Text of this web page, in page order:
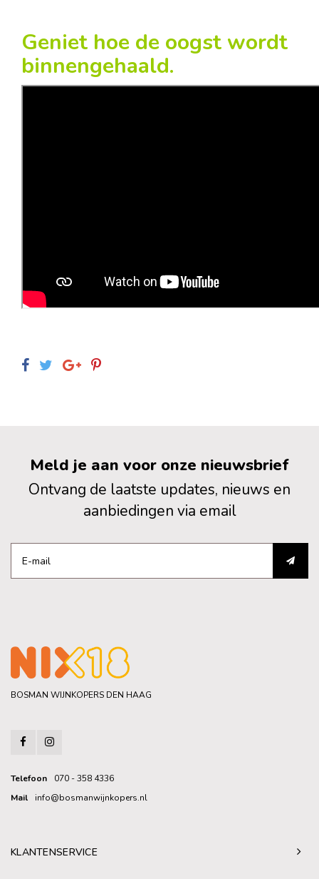
Geniet hoe de oogst wordt
binnengehaald.
Meld je aan voor onze nieuwsbrief
Ontvang de laatste updates, nieuws en
aanbiedingen via email
BOSMAN WIJNKOPERS DEN HAAG
Telefoon
070 - 358 4336
Mail
info@bosmanwijnkopers.nl
KLANTENSERVICE